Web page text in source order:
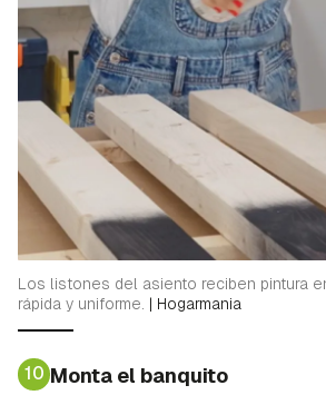
Los listones del asiento reciben pintura
rápida y uniforme. | Hogarmania
10 Monta el banquito